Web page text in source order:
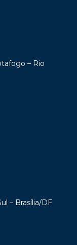
– Rio
– Brasília/DF